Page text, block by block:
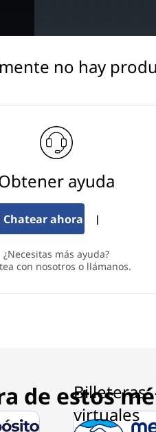
no hay
ayuda
Chatear ahora |
¿Necesitas más ayuda?
con nosotros o llámanos.
de estos